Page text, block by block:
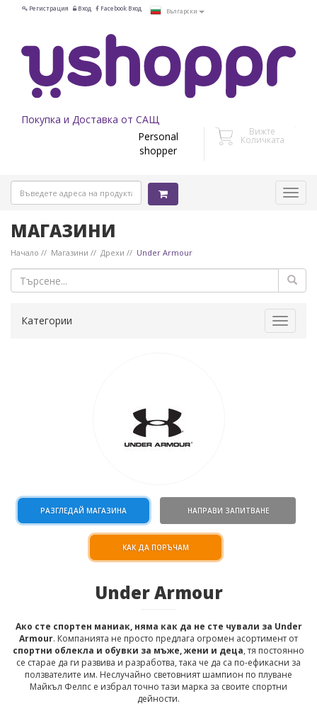
Регистрация Вход Facebook Вход Български
Покупка и Доставка от САЩ
Personal
shopper
Вижте
Количката
МАГАЗИНИ
Начало Магазини Дрехи Under Armour
Toggle
Категории
РАЗГЛЕДАЙ МАГАЗИНА НАПРАВИ ЗАПИТВАНЕ
КАК ДА ПОРЪЧАМ
Under Armour
Ако сте спортен маниак, няма как да не сте чували за Under
Armour. Компанията не просто предлага огромен асортимент от
спортни облекла и обувки за мъже, жени и деца, тя постоянно
се старае да ги развива и разработва, така че да са по-ефикасни за
ползвателите им. Неслучайно световният шампион по плуване
Майкъл Фелпс е избрал точно тази марка за своите спортни
дейности.